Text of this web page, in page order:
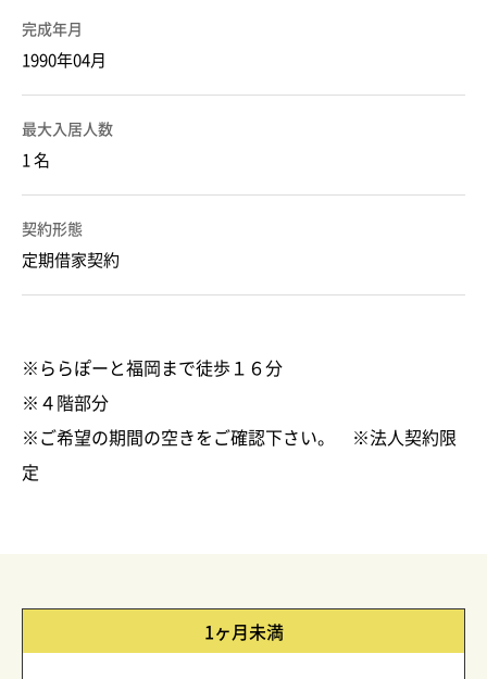
完成年月
1990年04月
最大入居人数
1 名
契約形態
定期借家契約
※ららぽーと福岡まで徒歩１６分
※４階部分
※ご希望の期間の空きをご確認下さい。 ※法人契約限
定
1ヶ月未満